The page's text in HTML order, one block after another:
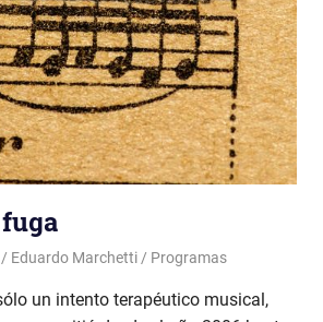
Eduardo Marchetti Programas
un intento terapéutico musical,